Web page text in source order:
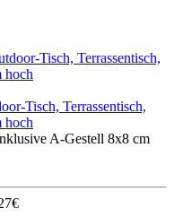
Tisch, Terrassentisch,
hoch
A-Gestell 8x8 cm